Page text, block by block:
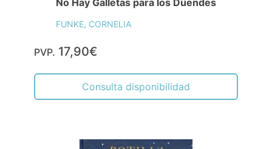
No Hay Galletas para los Duendes
FUNKE, CORNELIA
PVP. 17,90€
Consulta disponibilidad